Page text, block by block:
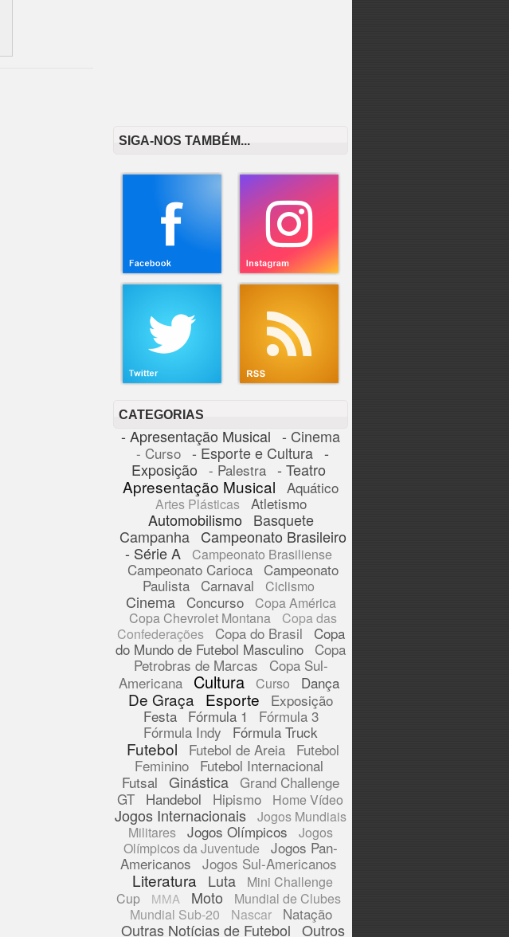
SIGA-NOS TAMBÉM...
CATEGORIAS
- Apresentação Musical - Cinema
- Curso - Esporte e Cultura -
Exposição - Palestra - Teatro
Apresentação Musical Aquático
Artes Plásticas Atletismo
Automobilismo
Basquete
Campanha Campeonato Brasileiro
- Série A
Campeonato Brasiliense
Campeonato Carioca
Campeonato
Paulista Carnaval Ciclismo
Cinema Concurso
Copa América
Copa Chevrolet Montana
Copa das
Confederações
Copa do Brasil Copa
do Mundo de Futebol Masculino Copa
Petrobras de Marcas
Copa Sul-
Americana
Cultura Curso Dança
De Graça Esporte
Exposição
Festa
Fórmula 1
Fórmula 3
Fórmula Indy
Fórmula Truck
Futebol Futebol de Areia
Futebol
Feminino
Futebol Internacional
Futsal Ginástica Grand Challenge
GT Handebol Hipismo Home Vídeo
Jogos Internacionais
Jogos Mundiais
Militares
Jogos Olímpicos
Jogos
Olímpicos da Juventude
Jogos Pan-
Americanos Jogos Sul-Americanos
Literatura Luta
Mini Challenge
Cup
MMA Moto
Mundial de Clubes
Mundial Sub-20
Nascar Natação
Outras Notícias de Futebol Outros